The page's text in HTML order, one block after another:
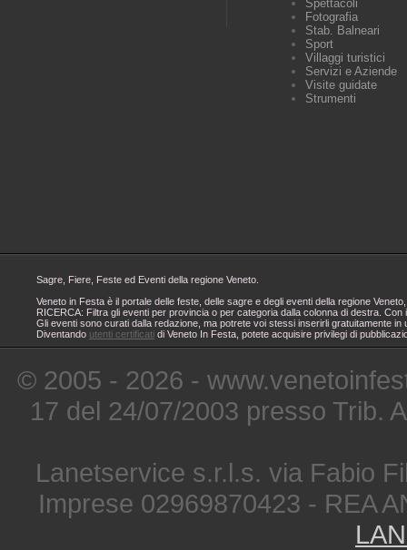
Spettacoli
Fotografia
Stab. Balneari
Sport
Villaggi turistici
Servizi e Aziende
Visite guidate
Strumenti
Sagre, Fiere, Feste ed Eventi della regione Veneto.
Veneto in Festa è il portale delle feste, delle sagre e degli eventi della regione
RICERCA: Filtra gli eventi per provincia o per categoria dalla colonna di destra.
Gli eventi sono curati dalla redazione, ma potrete voi stessi inserirli gratuitamente
Diventando utenti certificati di Veneto In Festa, potete acquisire privilegi di
© 2005 - 2026 -
17 del 24/07/2003 presso Trib.
Lanetservice s.r.l.s. via Fabio
Imprese 02969870423 - REA